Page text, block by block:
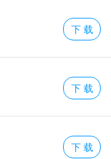
下 载
下 载
下 载